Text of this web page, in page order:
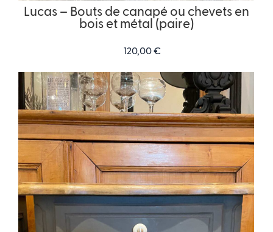
Lucas – Bouts de canapé ou chevets en
bois et métal (paire)
120,00€